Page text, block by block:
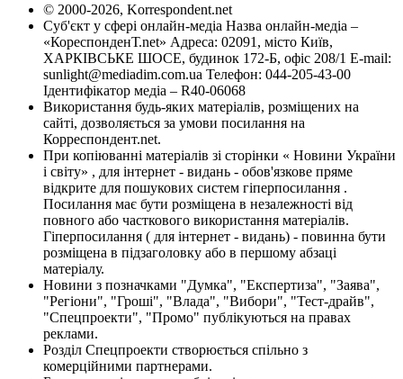
© 2000-2026, Korrespondent.net
Суб'єкт у сфері онлайн-медіа Назва онлайн-медіа –
«КореспонденТ.net» Адреса: 02091, місто Київ,
ХАРКІВСЬКЕ ШОСЕ, будинок 172-Б, офіс 208/1 E-mail:
sunlight@mediadim.com.ua Телефон: 044-205-43-00
Ідентифікатор медіа – R40-06068
Використання будь-яких матеріалів, розміщених на
сайті, дозволяється за умови посилання на
Корреспондент.net.
При копіюванні матеріалів зі сторінки « Новини України
і світу» , для інтернет - видань - обов'язкове пряме
відкрите для пошукових систем гіперпосилання .
Посилання має бути розміщена в незалежності від
повного або часткового використання матеріалів.
Гіперпосилання ( для інтернет - видань) - повинна бути
розміщена в підзаголовку або в першому абзаці
матеріалу.
Новини з позначками "Думка", "Експертиза", "Заява",
"Регіони", "Гроші", "Влада", "Вибори", "Тест-драйв",
"Спецпроекти", "Промо" публікуються на правах
реклами.
Розділ Спецпроекти створюється спільно з
комерційними партнерами.